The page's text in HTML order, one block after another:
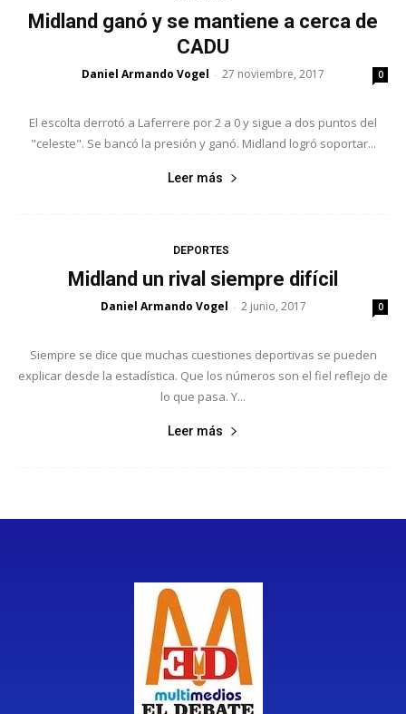
Midland ganó y se mantiene a cerca de
CADU
Daniel Armando Vogel - 27 noviembre, 2017 0
El escolta derrotó a Laferrere por 2 a 0 y sigue a dos puntos del
"celeste". Se bancó la presión y ganó. Midland logró soportar...
Leer más
DEPORTES
Midland un rival siempre difícil
Daniel Armando Vogel - 2 junio, 2017 0
Siempre se dice que muchas cuestiones deportivas se pueden
explicar desde la estadística. Que los números son el fiel reflejo de
lo que pasa. Y...
Leer más